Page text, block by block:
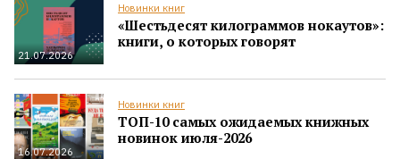
21.07.2026
Новинки книг
«Шестьдесят килограммов нокаутов»:
книги, о которых говорят
16.07.2026
Новинки книг
ТОП-10 самых ожидаемых книжных
новинок июля-2026